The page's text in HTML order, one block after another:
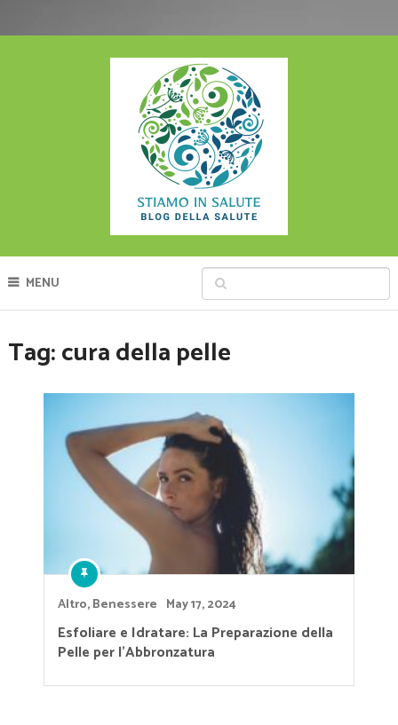
MENU
Tag:cura della pelle
Altro,Benessere May 17, 2024
Esfoliare e Idratare: La Preparazione della
Pelle per l’Abbronzatura